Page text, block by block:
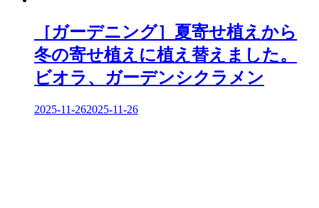
［ガーデニング］夏寄せ植えから
冬の寄せ植えに植え替えました。
ビオラ、ガーデンシクラメン
2025-11-262025-11-26